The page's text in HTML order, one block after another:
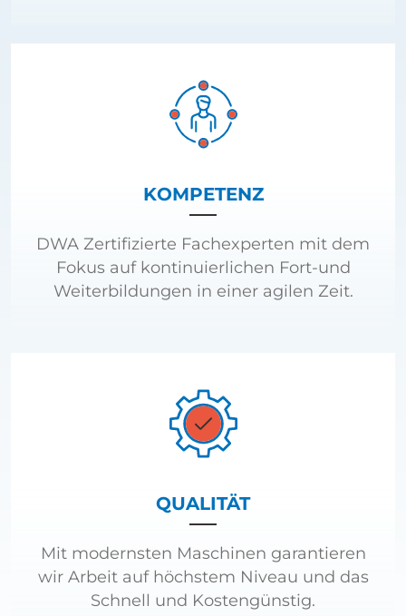
KOMPETENZ
DWA Zertifizierte Fachexperten mit dem
Fokus auf kontinuierlichen Fort-und
Weiterbildungen in einer agilen Zeit.
QUALITÄT
Mit modernsten Maschinen garantieren
wir Arbeit auf höchstem Niveau und das
Schnell und Kostengünstig.